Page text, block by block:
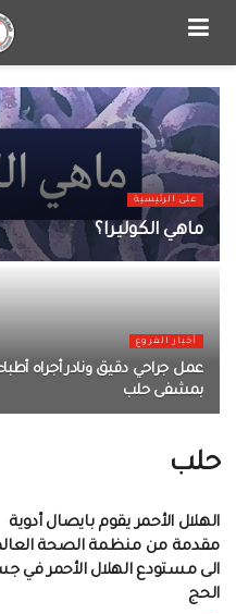
على الرئيسية
ماهي الكوليرا؟
أخبار الفروع
عمل جراحي دقيق ونادر أجراه
بمشفى حلب
حلب
الهلال الأحمر يقوم بايصال أدوية
مقدمة من منظمة الصحة
الى مستودع الهلال الأحمر في
الحج